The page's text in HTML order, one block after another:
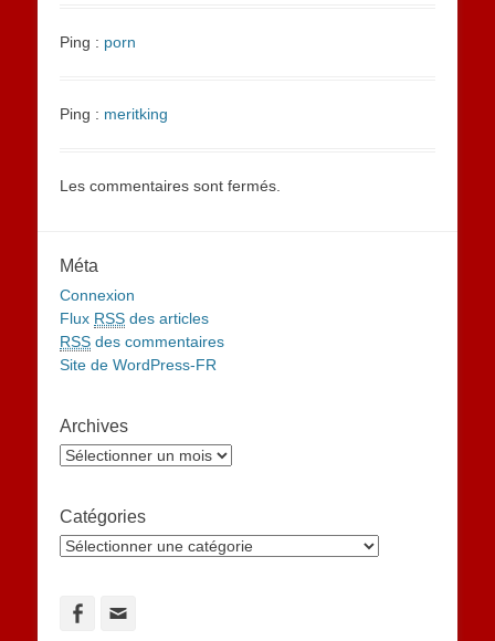
Ping : porn
Ping : meritking
Les commentaires sont fermés.
Méta
Connexion
Flux RSS des articles
RSS des commentaires
Site de WordPress-FR
Archives
Archives
Catégories
Catégories
Facebook